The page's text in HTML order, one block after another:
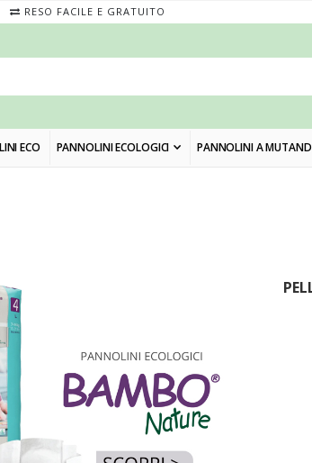
RESO FACILE E GRATUITO
ECO PANNOLINI ECOLOGICI PANNOLINI A